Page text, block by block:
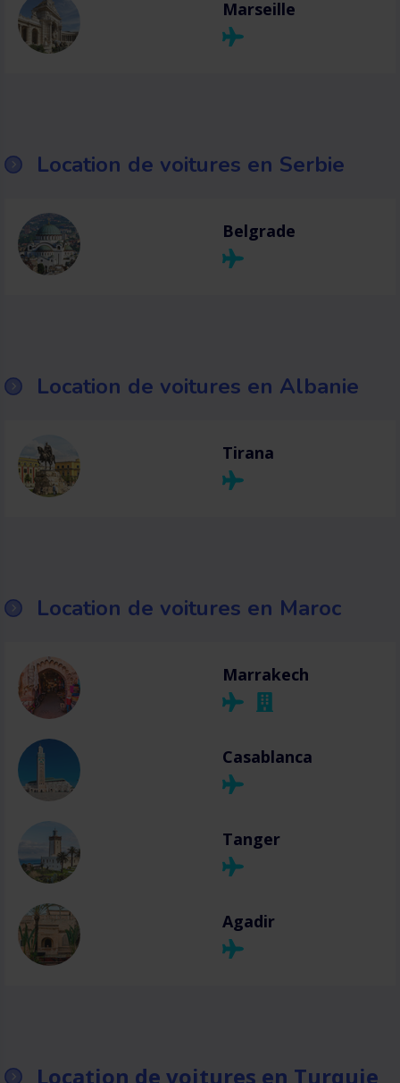
Marseille
Location de voitures en Serbie
Belgrade
Location de voitures en Albanie
Tirana
Location de voitures en Maroc
Marrakech
Casablanca
Tanger
Agadir
Location de voitures en Turquie